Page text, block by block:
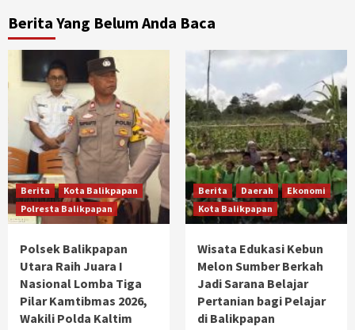
Berita Yang Belum Anda Baca
Berita
Kota Balikpapan
Polresta Balikpapan
Polsek Balikpapan
Utara Raih Juara I
Nasional Lomba Tiga
Pilar Kamtibmas 2026,
Wakili Polda Kaltim
Berita Daerah
Ekonomi
Kota Balikpapan
Wisata Edukasi Kebun
Melon Sumber Berkah
Jadi Sarana Belajar
Pertanian bagi Pelajar
di Balikpapan